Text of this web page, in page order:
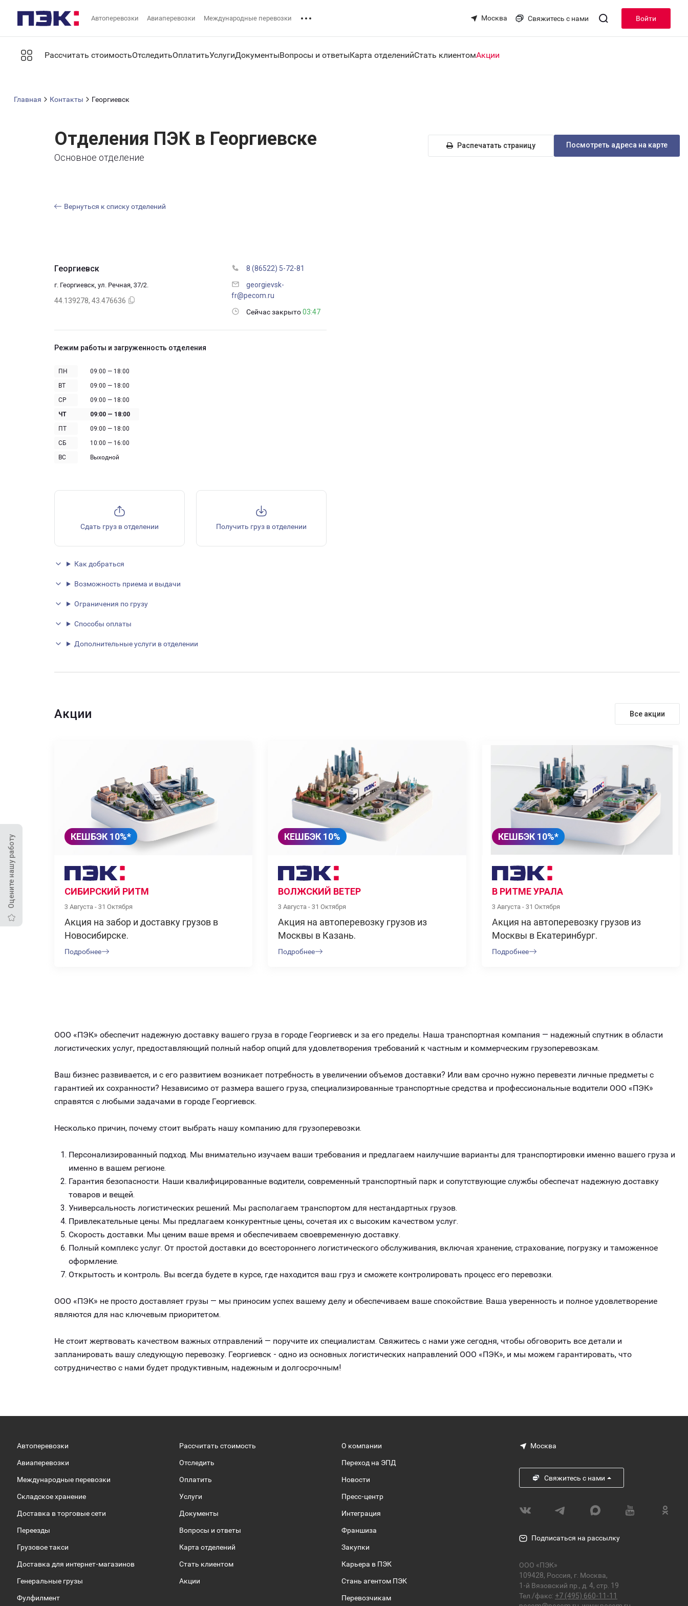
Автоперевозки Авиаперевозки Международные перевозки Москва Свяжитесь с нами Войти
Рассчитать стоимостьОтследитьОплатитьУслугиДокументыВопросы и ответыКарта отделенийСтать клиентомАкции
Оцените нашу работу
Главная Контакты Георгиевск
Отделения ПЭК в Георгиевске
Основное отделение
Распечатать страницу Посмотреть адреса на карте
Вернуться к списку отделений
Георгиевск
г. Георгиевск, ул. Речная, 37/2.
44.139278, 43.476636
8 (86522) 5-72-81
georgievsk-
fr@pecom.ru
Сейчас закрыто 03:47
Режим работы и загруженность отделения
ПН
09:00 — 18:00
ВТ
09:00 — 18:00
СР
09:00 — 18:00
ЧТ
09:00 — 18:00
ПТ
09:00 — 18:00
СБ
10:00 — 16:00
ВС
Выходной
Сдать груз в отделении Получить груз в отделении
Как добраться
Возможность приема и выдачи
Ограничения по грузу
Способы оплаты
Дополнительные услуги в отделении
Акции Все акции
КЕШБЭК 10%*
СИБИРСКИЙ РИТМ
3 Августа - 31 Октября
Акция на забор и доставку грузов в
Новосибирске.
Подробнее
КЕШБЭК 10%
ВОЛЖСКИЙ ВЕТЕР
3 Августа - 31 Октября
Акция на автоперевозку грузов из
Москвы в Казань.
Подробнее
КЕШБЭК 10%*
В РИТМЕ УРАЛА
3 Августа - 31 Октября
Акция на автоперевозку грузов из
Москвы в Екатеринбург.
Подробнее
ООО «ПЭК» обеспечит надежную доставку вашего груза в городе Георгиевск и за его пределы. Наша транспортная компания — надежный спутник в области
логистических услуг, предоставляющий полный набор опций для удовлетворения требований к частным и коммерческим грузоперевозкам.
Ваш бизнес развивается, и с его развитием возникает потребность в увеличении объемов доставки? Или вам срочно нужно перевезти личные предметы с
гарантией их сохранности? Независимо от размера вашего груза, специализированные транспортные средства и профессиональные водители ООО «ПЭК»
справятся с любыми задачами в городе Георгиевск.
Несколько причин, почему стоит выбрать нашу компанию для грузоперевозки.
Персонализированный подход. Мы внимательно изучаем ваши требования и предлагаем наилучшие варианты для транспортировки именно вашего груза и
именно в вашем регионе.
Гарантия безопасности. Наши квалифицированные водители, современный транспортный парк и сопутствующие службы обеспечат надежную доставку
товаров и вещей.
Универсальность логистических решений. Мы располагаем транспортом для нестандартных грузов.
Привлекательные цены. Мы предлагаем конкурентные цены, сочетая их с высоким качеством услуг.
Скорость доставки. Мы ценим ваше время и обеспечиваем своевременную доставку.
Полный комплекс услуг. От простой доставки до всестороннего логистического обслуживания, включая хранение, страхование, погрузку и таможенное
оформление.
Открытость и контроль. Вы всегда будете в курсе, где находится ваш груз и сможете контролировать процесс его перевозки.
ООО «ПЭК» не просто доставляет грузы — мы приносим успех вашему делу и обеспечиваем ваше спокойствие. Ваша уверенность и полное удовлетворение
являются для нас ключевым приоритетом.
Не стоит жертвовать качеством важных отправлений — поручите их специалистам. Свяжитесь с нами уже сегодня, чтобы обговорить все детали и
запланировать вашу следующую перевозку. Георгиевск - одно из основных логистических направлений ООО «ПЭК», и мы можем гарантировать, что
сотрудничество с нами будет продуктивным, надежным и долгосрочным!
Автоперевозки
Авиаперевозки
Международные перевозки
Складское хранение
Доставка в торговые сети
Переезды
Грузовое такси
Доставка для интернет-магазинов
Генеральные грузы
Фулфилмент
Рассчитать стоимость
Отследить
Оплатить
Услуги
Документы
Вопросы и ответы
Карта отделений
Стать клиентом
Акции
О компании
Переход на ЭПД
Новости
Пресс-центр
Интеграция
Франшиза
Закупки
Карьера в ПЭК
Стань агентом ПЭК
Перевозчикам
Москва
Свяжитесь с нами
Подписаться на рассылку
ООО «ПЭК»
109428, Россия, г. Москва,
1-й Вязовский пр., д. 4, стр. 19
Тел./факс: +7 (495) 660-11-11